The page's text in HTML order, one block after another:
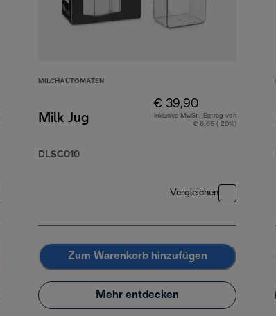
MILCHAUTOMATEN
Milk Jug
DLSC010
€ 39,90
Inklusive MwSt.-Betrag von
€ 6,65 ( 20%)
Vergleichen
Zum Warenkorb hinzufügen
Mehr entdecken